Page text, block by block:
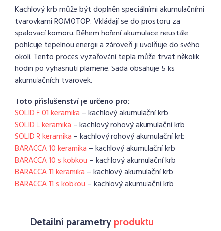
Kachlový krb může být doplněn speciálními akumulačními
tvarovkami ROMOTOP. Vkládají se do prostoru za
spalovací komoru. Během hoření akumulace neustále
pohlcuje tepelnou energii a zároveň ji uvolňuje do svého
okolí. Tento proces vyzařování tepla může trvat několik
hodin po vyhasnutí plamene. Sada obsahuje 5 ks
akumulačních tvarovek.
Toto příslušenství je určeno pro:
SOLID F 01 keramika – kachlový akumulační krb
SOLID L keramika – kachlový rohový akumulační krb
SOLID R keramika – kachlový rohový akumulační krb
BARACCA 10 keramika – kachlový akumulační krb
BARACCA 10 s kobkou – kachlový akumulační krb
BARACCA 11 keramika – kachlový akumulační krb
BARACCA 11 s kobkou – kachlový akumulační krb
Detailní parametry produktu